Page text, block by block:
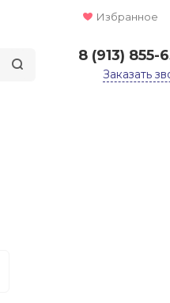
Избранное
8 (913) 855-
Заказать